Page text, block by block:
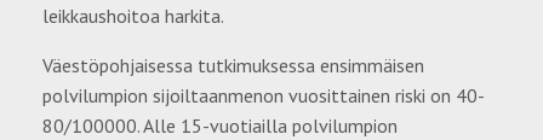
leikkaushoitoa harkita.
Väestöpohjaisessa tutkimuksessa ensimmäisen
polvilumpion sijoiltaanmenon vuosittainen riski on 40-
80/100000. Alle 15-vuotiailla polvilumpion